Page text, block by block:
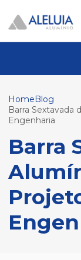
HomeBlog
Barra Sextavada
Engenharia
Barra